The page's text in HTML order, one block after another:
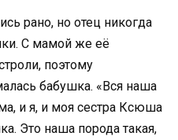
рано, но отец никогда
С мамой же её
поэтому
бабушка. «Вся наша
и я, и моя сестра Ксюша
Это наша порода такая,